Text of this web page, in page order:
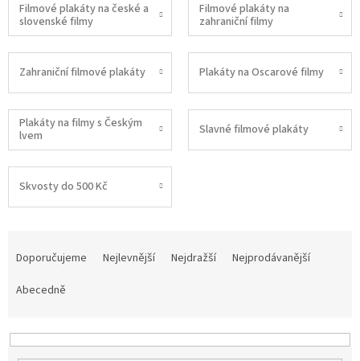
Filmové plakáty na české a
slovenské filmy
Filmové plakáty na
zahraniční filmy
Zahraniční filmové plakáty Plakáty na Oscarové filmy
Plakáty na filmy s Českým
lvem
Slavné filmové plakáty
Skvosty do 500 Kč
p
Doporučujeme Nejlevnější Nejdražší
Nejprodávanější
Abecedně